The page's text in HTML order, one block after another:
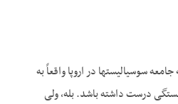
سوسیالیست­ها در اروپا واقعاً به
درست داشته باشد. بله، ولی